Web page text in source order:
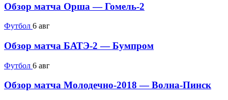
Обзор матча Орша — Гомель-2
Футбол 6 авг
Обзор матча БАТЭ-2 — Бумпром
Футбол 6 авг
Обзор матча Молодечно-2018 — Волна-Пинск